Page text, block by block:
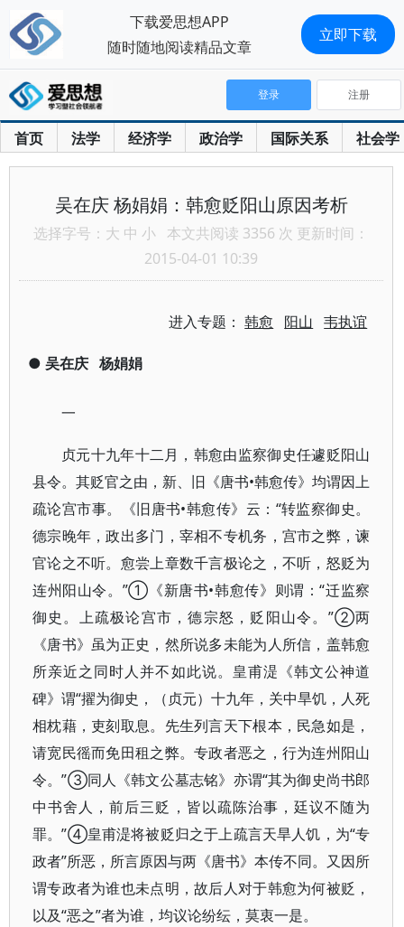
首页 法学 经济学 政治学 国际关系 社会学
登录 注册
吴在庆 杨娟娟：韩愈贬阳山原因考析
选择字号： 大 中 小 本文共阅读 3356 次 更新时间：
2015-04-01 10:39
进入专题：韩愈 阳山 韦执谊
● 吴在庆 杨娟娟
一
贞元十九年十二月，韩愈由监察御史任遽贬阳山
县令。其贬官之由，新、旧《唐书•韩愈传》均谓因上
疏论宫市事。《旧唐书•韩愈传》云：“转监察御史。
德宗晚年，政出多门，宰相不专机务，宫市之弊，谏
官论之不听。愈尝上章数千言极论之，不听，怒贬为
连州阳山令。”①《新唐书•韩愈传》则谓：“迁监察
御史。上疏极论宫市，德宗怒，贬阳山令。”②两
《唐书》虽为正史，然所说多未能为人所信，盖韩愈
所亲近之同时人并不如此说。皇甫湜《韩文公神道
碑》谓“擢为御史，（贞元）十九年，关中旱饥，人死
相枕藉，吏刻取息。先生列言天下根本，民急如是，
请宽民徭而免田租之弊。专政者恶之，行为连州阳山
令。”③同人《韩文公墓志铭》亦谓“其为御史尚书郎
中书舍人，前后三贬，皆以疏陈治事，廷议不随为
罪。”④皇甫湜将被贬归之于上疏言天旱人饥，为“专
政者”所恶，所言原因与两《唐书》本传不同。又因所
谓专政者为谁也未点明，故后人对于韩愈为何被贬，
以及“恶之”者为谁，均议论纷纭，莫衷一是。
下载爱思想APP
随时随地阅读精品文章
立即下载